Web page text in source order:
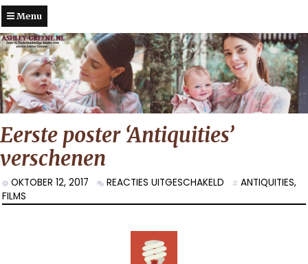
Menu
Eerste poster ‘Antiquities’
verschenen
OKTOBER 12, 2017 REACTIES UITGESCHAKELD VOOR
POSTER
ANTIQUITIES,
FILMS